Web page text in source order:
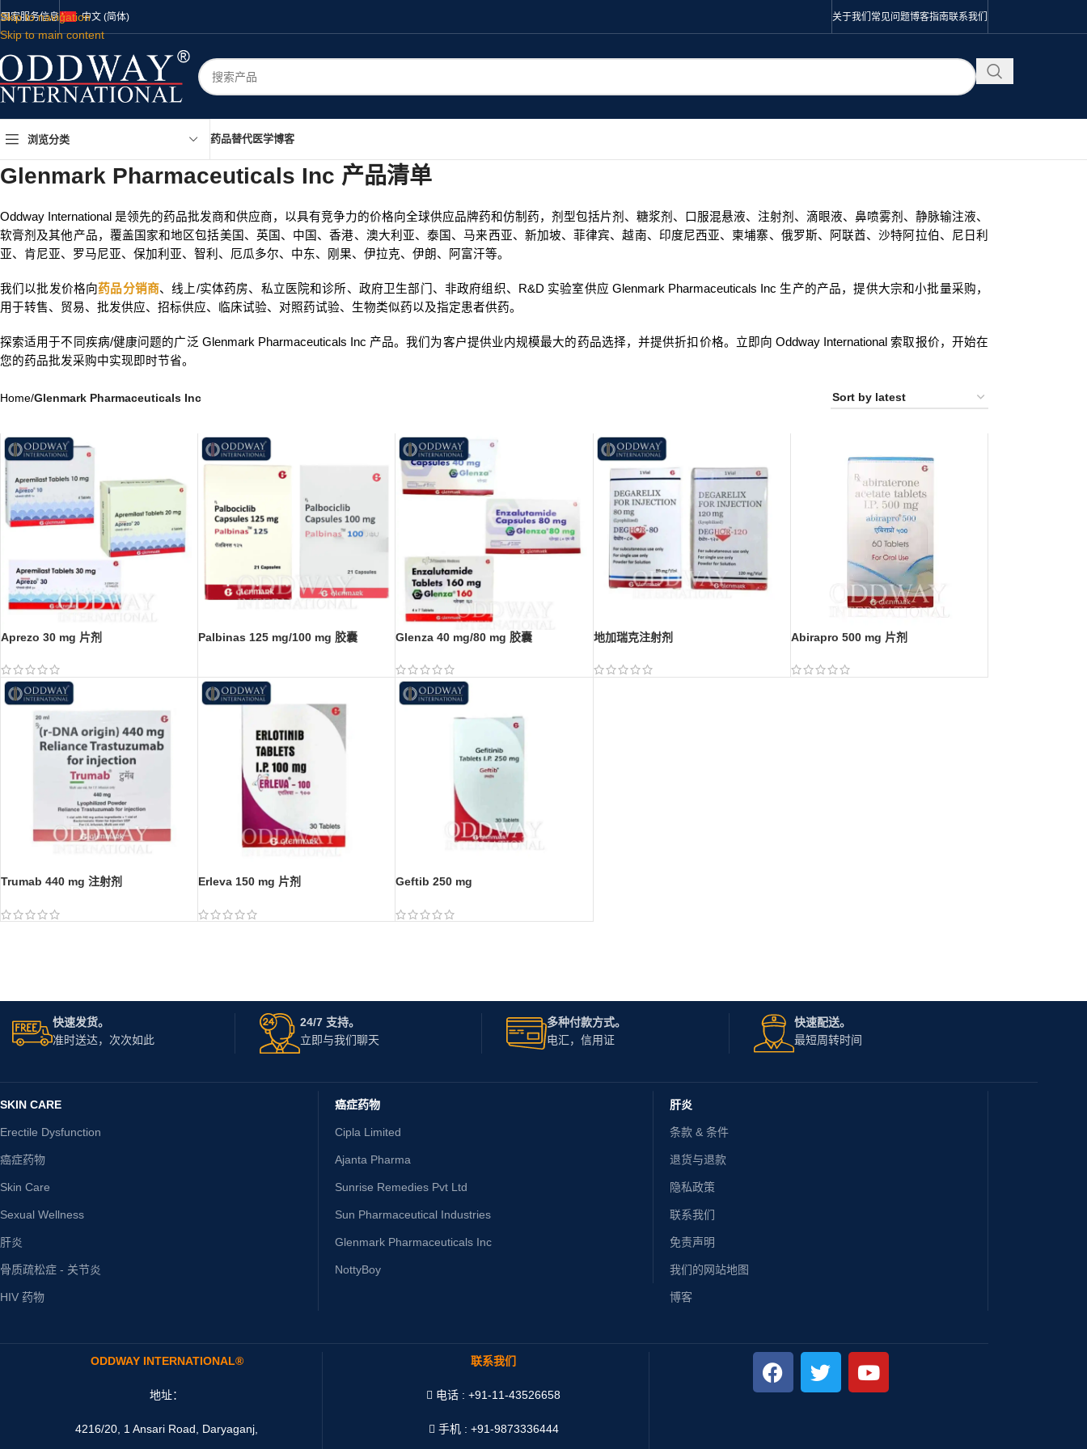
Skip to navigation
Skip to main content
国家服务信息 中文 (简体) 关于我们 常见问题博客指南联系我们
浏览分类 药品替代医学博客
Glenmark Pharmaceuticals Inc 产品清单
Oddway International 是领先的药品批发商和供应商，以具有竞争力的价格向全球供应品牌药和仿制药，剂型包括片剂、糖浆剂、口服混悬液、注射剂、滴眼液、鼻喷雾剂、静脉输注液、
软膏剂及其他产品，覆盖国家和地区包括美国、英国、中国、香港、澳大利亚、泰国、马来西亚、新加坡、菲律宾、越南、印度尼西亚、柬埔寨、俄罗斯、阿联酋、沙特阿拉伯、尼日利
亚、肯尼亚、罗马尼亚、保加利亚、智利、厄瓜多尔、中东、刚果、伊拉克、伊朗、阿富汗等。
我们以批发价格向药品分销商、线上/实体药房、私立医院和诊所、政府卫生部门、非政府组织、R&D 实验室供应 Glenmark Pharmaceuticals Inc 生产的产品，提供大宗和小批量采购，
用于转售、贸易、批发供应、招标供应、临床试验、对照药试验、生物类似药以及指定患者供药。
探索适用于不同疾病/健康问题的广泛 Glenmark Pharmaceuticals Inc 产品。我们为客户提供业内规模最大的药品选择，并提供折扣价格。立即向 Oddway International 索取报价，开始在
您的药品批发采购中实现即时节省。
Home/Glenmark Pharmaceuticals Inc
Aprezo 30 mg 片剂 Palbinas 125 mg/100 mg 胶囊 Glenza 40 mg/80 mg 胶囊 地加瑞克注射剂 Abirapro 500 mg 片剂
Trumab 440 mg 注射剂 Erleva 150 mg 片剂 Geftib 250 mg
快速发货。
准时送达，次次如此
24/7 支持。
立即与我们聊天
多种付款方式。
电汇，信用证
快速配送。
最短周转时间
SKIN CARE
Erectile Dysfunction
癌症药物
Skin Care
Sexual Wellness
肝炎
骨质疏松症 - 关节炎
HIV 药物
癌症药物
Cipla Limited
Ajanta Pharma
Sunrise Remedies Pvt Ltd
Sun Pharmaceutical Industries
Glenmark Pharmaceuticals Inc
NottyBoy
肝炎
条款 & 条件
退货与退款
隐私政策
联系我们
免责声明
我们的网站地图
博客
ODDWAY INTERNATIONAL®
地址：
4216/20, 1 Ansari Road, Daryaganj,
联系我们
电话 : +91-11-43526658
手机 : +91-9873336444